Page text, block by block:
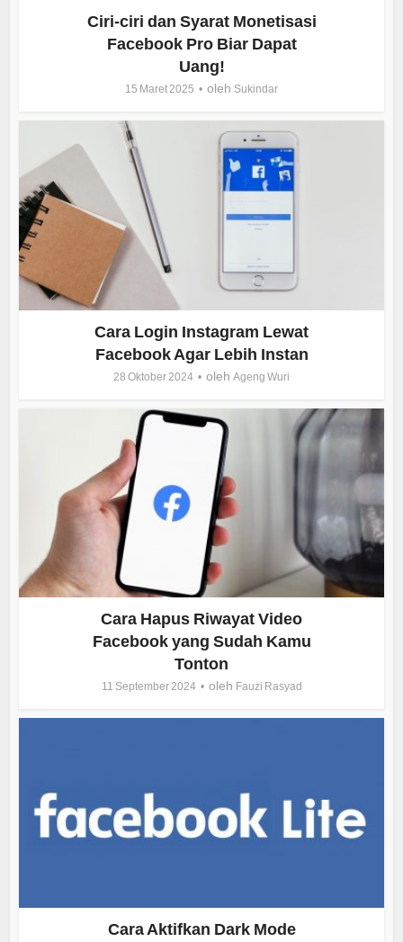
Ciri-ciri dan Syarat Monetisasi
Facebook Pro Biar Dapat
Uang!
15 Maret 2025 oleh Sukindar
Cara Login Instagram Lewat
Facebook Agar Lebih Instan
28 Oktober 2024 oleh Ageng Wuri
Cara Hapus Riwayat Video
Facebook yang Sudah Kamu
Tonton
11 September 2024 oleh Fauzi Rasyad
Cara Aktifkan Dark Mode